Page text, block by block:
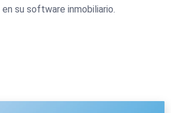
su software inmobiliario.